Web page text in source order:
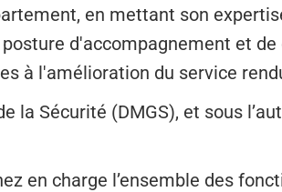
en mettant son
d'accompagnement et
à l'amélioration du service
la Sécurité (DMGS), et sous
en charge l’ensemble des